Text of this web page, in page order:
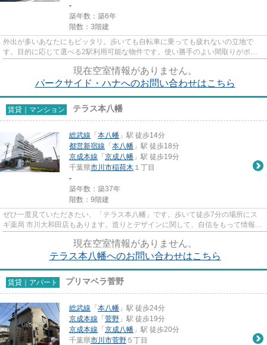
-
築年数：築6年
階数：3階建
外出が多いあなたにもピッタリ。歩いても自転車に乗っても疲れないの立地で
す。目的に応じて選べる2駅利用可能な物件です。使い勝手のよい間取りがポイ
現在空室情報がありません。
パークサイド・ハナへのお問い合わせはこちら
賃貸｜マンション テラス本八幡
総武線 「 本八幡 」駅 徒歩14分
都営新宿線 「 本八幡 」駅 徒歩18分
京成本線 「 京成八幡 」駅 徒歩19分
千葉県市川市稲荷木 １丁目
-
築年数：築37年
階数：9階建
ぜひ一度見ていただきたい、「テラス本八幡」です。歩いて徒歩7分の場所にス
ギ薬局 市川大和田店もあります。造りとデザインに関して、自信をもって情報を
現在空室情報がありません。
テラス本八幡へのお問い合わせはこちら
賃貸｜アパート プリマベラ菅野
総武線 「 本八幡 」駅 徒歩24分
京成本線 「 菅野 」駅 徒歩19分
京成本線 「 京成八幡 」駅 徒歩20分
千葉県市川市菅野 ５丁目